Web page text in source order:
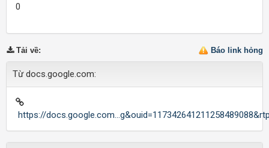
0
Báo link hỏng
Tải về:
Từ docs.google.com:
https://